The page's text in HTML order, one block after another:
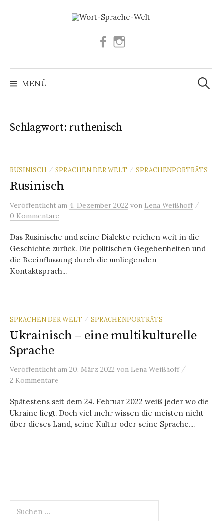
Facebook
MENÜ
Suchen
nach:
Schlagwort:ruthenisch
RUSINISCH / SPRACHEN DER WELT / SPRACHENPORTRÄTS
Rusinisch
Veröffentlicht am 4. Dezember 2022 von Lena Weißhoff /
0 Kommentare
Das Rusinische und seine Dialekte reichen weit in die
Geschichte zurück. Die politischen Gegebenheiten und
die Beeinflussung durch die umliegenden
Kontaktsprach...
SPRACHEN DER WELT / SPRACHENPORTRÄTS
Ukrainisch – eine multikulturelle
Sprache
Veröffentlicht am 20. März 2022 von Lena Weißhoff /
2 Kommentare
Spätestens seit dem 24. Februar 2022 weiß jeder wo die
Ukraine liegt. Doch viel mehr wissen die meisten nicht
über dieses Land, seine Kultur oder seine Sprache....
nach: